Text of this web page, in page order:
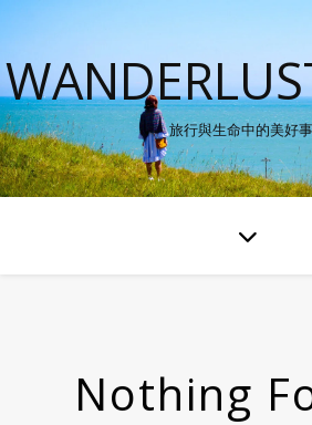
旅行與生命中的美好
Nothing